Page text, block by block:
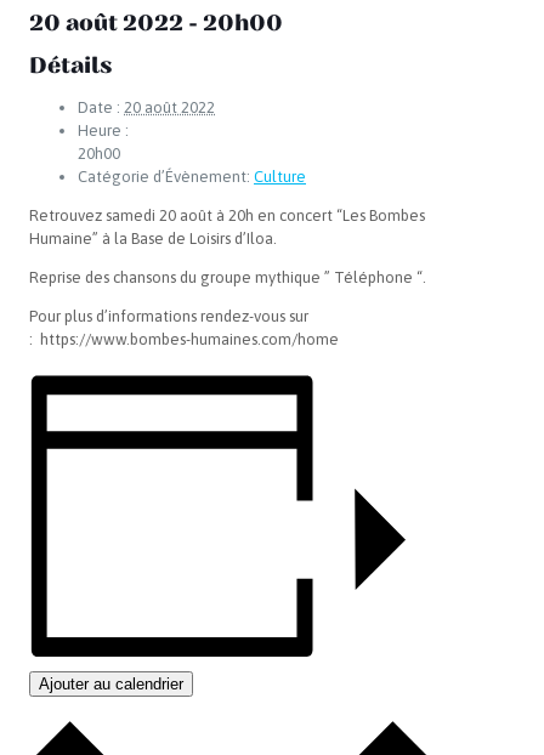
20 août 2022 - 20h00
Détails
Date : 20 août 2022
Heure :
20h00
Catégorie d’Évènement: Culture
Retrouvez samedi 20 août à 20h en concert “Les Bombes
Humaine” à la Base de Loisirs d’Iloa.
Reprise des chansons du groupe mythique ” Téléphone “.
Pour plus d’informations rendez-vous sur
: https://www.bombes-humaines.com/home
Ajouter au calendrier